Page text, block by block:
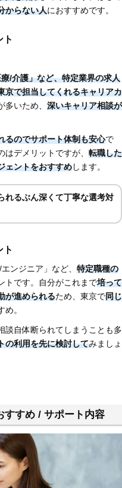
からない人におすすめです。
ト
/介護」など、特定業界の求人
京で担当してくれるキャリアカ
いため、 深いキャリア相談が
るのでサポート体制も安心で
デメリットですが、 転職した
ェントをおすすめします。
れるぶん深くて丁寧な選考対
ト
ンジニア」など、 特定職種の
トです。自分がこれまで培って
が進められるため、東京で同じ
め。
談自体断られてしまうことも多
の利用を先に検討してみましょ
すすめ / サポート内容